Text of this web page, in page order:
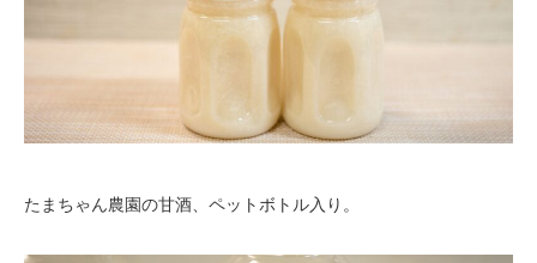
たまちゃん農園の甘酒、ペットボトル入り。